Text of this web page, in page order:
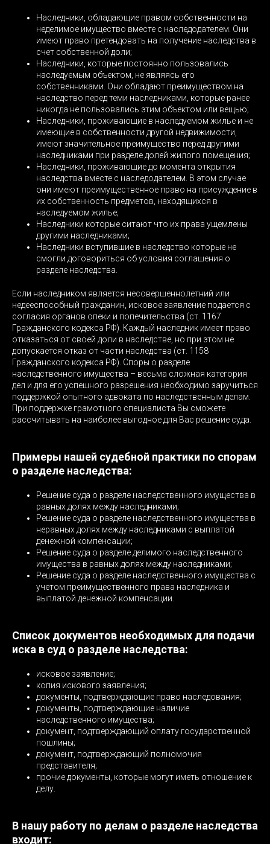
Наследники, обладающие правом собственности на
неделимое имущество вместе с наследодателем. Они
имеют право претендовать на получение наследства в
счет собственной доли;
Наследники, которые постоянно пользовались
наследуемым объектом, не являясь его
собственниками. Они обладают преимуществом на
наследство перед теми наследниками, которые ранее
никогда не пользовались этим объектом или вещью;
Наследники, проживающие в наследуемом жилье и не
имеющие в собственности другой недвижимости,
имеют значительное преимущество перед другими
наследниками при разделе долей жилого помещения;
Наследники, проживающие до момента открытия
наследства вместе с наследодателем. В этом случае
они имеют преимущественное право на присуждение в
их собственность предметов, находящихся в
наследуемом жилье;
Наследники которые ситают что их права ущемлены
другими наследниками;
Наследники вступившие в наследство которые не
смогли договориться об условия соглашения о
разделе наследства.
Если наследником является несовершеннолетний или
недееспособный гражданин, исковое заявление подается с
согласия органов опеки и попечительства (ст. 1167
Гражданского кодекса РФ). Каждый наследник имеет право
отказаться от своей доли в наследстве, но при этом не
допускается отказ от части наследства (ст. 1158
Гражданского кодекса РФ). Споры о разделе
наследственного имущества – весьма сложная категория
дел и для его успешного разрешения необходимо заручиться
поддержкой опытного адвоката по наследственным делам.
При поддержке грамотного специалиста Вы сможете
рассчитывать на наиболее выгодное для Вас решение суда.
Примеры нашей судебной практики по спорам
о разделе наследства:
Решение суда о разделе наследственного имущества в
равных долях между наследниками;
Решение суда о разделе наследственного имущества в
неравных долях между наследниками с выплатой
денежной компенсации;
Решение суда о разделе делимого наследственного
имущества в равных долях между наследниками;
Решение суда о разделе наследственного имущества с
учетом преимущественного права наследника и
выплатой денежной компенсации.
Список документов необходимых для подачи
иска в суд о разделе наследства:
исковое заявление;
копия искового заявления;
документы, подтверждающие право наследования;
документы, подтверждающие наличие
наследственного имущества;
документ, подтверждающий оплату государственной
пошлины;
документ, подтверждающий полномочия
представителя;
прочие документы, которые могут иметь отношение к
делу.
В нашу работу по делам о разделе наследства
входит: